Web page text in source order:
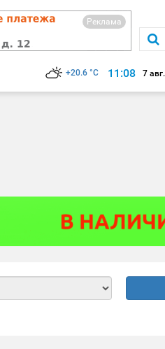
Реклама
+20.6 °C 11:08 7 авг.